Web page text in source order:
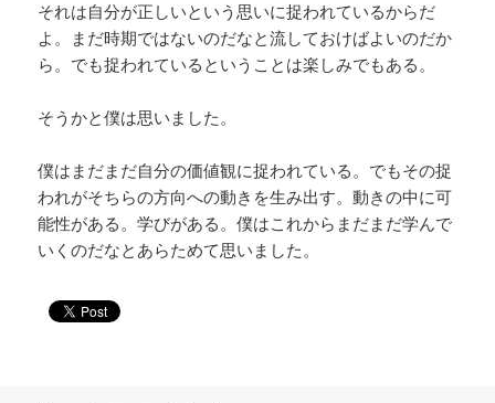
それは自分が正しいという思いに捉われているからだ
よ。まだ時期ではないのだなと流しておけばよいのだか
ら。でも捉われているということは楽しみでもある。
そうかと僕は思いました。
僕はまだまだ自分の価値観に捉われている。でもその捉
われがそちらの方向への動きを生み出す。動きの中に可
能性がある。学びがある。僕はこれからまだまだ学んで
いくのだなとあらためて思いました。